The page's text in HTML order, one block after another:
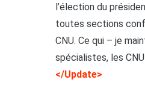
l’élection du
toutes sections
CNU. Ce qui – je
spécialistes, les
</Update>